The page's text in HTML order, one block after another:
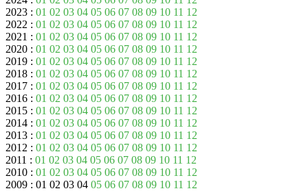
2023 : 01 02 03 04 05 06 07 08 09 10 11 12
2022 : 01 02 03 04 05 06 07 08 09 10 11 12
2021 : 01 02 03 04 05 06 07 08 09 10 11 12
2020 : 01 02 03 04 05 06 07 08 09 10 11 12
2019 : 01 02 03 04 05 06 07 08 09 10 11 12
2018 : 01 02 03 04 05 06 07 08 09 10 11 12
2017 : 01 02 03 04 05 06 07 08 09 10 11 12
2016 : 01 02 03 04 05 06 07 08 09 10 11 12
2015 : 01 02 03 04 05 06 07 08 09 10 11 12
2014 : 01 02 03 04 05 06 07 08 09 10 11 12
2013 : 01 02 03 04 05 06 07 08 09 10 11 12
2012 : 01 02 03 04 05 06 07 08 09 10 11 12
2011 : 01 02 03 04 05 06 07 08 09 10 11 12
2010 : 01 02 03 04 05 06 07 08 09 10 11 12
2009 : 01 02 03 04 05 06 07 08 09 10 11 12